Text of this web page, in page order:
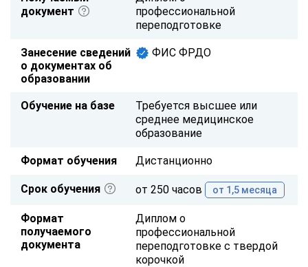
документ
профессиональной
переподготовке
Занесение сведений
о документах об
образовании
ФИС ФРДО
Обучение на базе
Требуется высшее или
среднее медицинское
образование
Формат обучения Дистанционно
Срок обучения от 250 часов от 1,5 месяца
Формат
получаемого
документа
Диплом о
профессиональной
переподготовке с твердой
корочкой